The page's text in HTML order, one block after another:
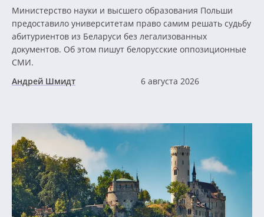
Министерство науки и высшего образования Польши
предоставило университетам право самим решать судьбу
абитуриентов из Беларуси без легализованных
документов. Об этом пишут белорусские оппозиционные
СМИ.
Андрей Шмидт
6 августа 2026